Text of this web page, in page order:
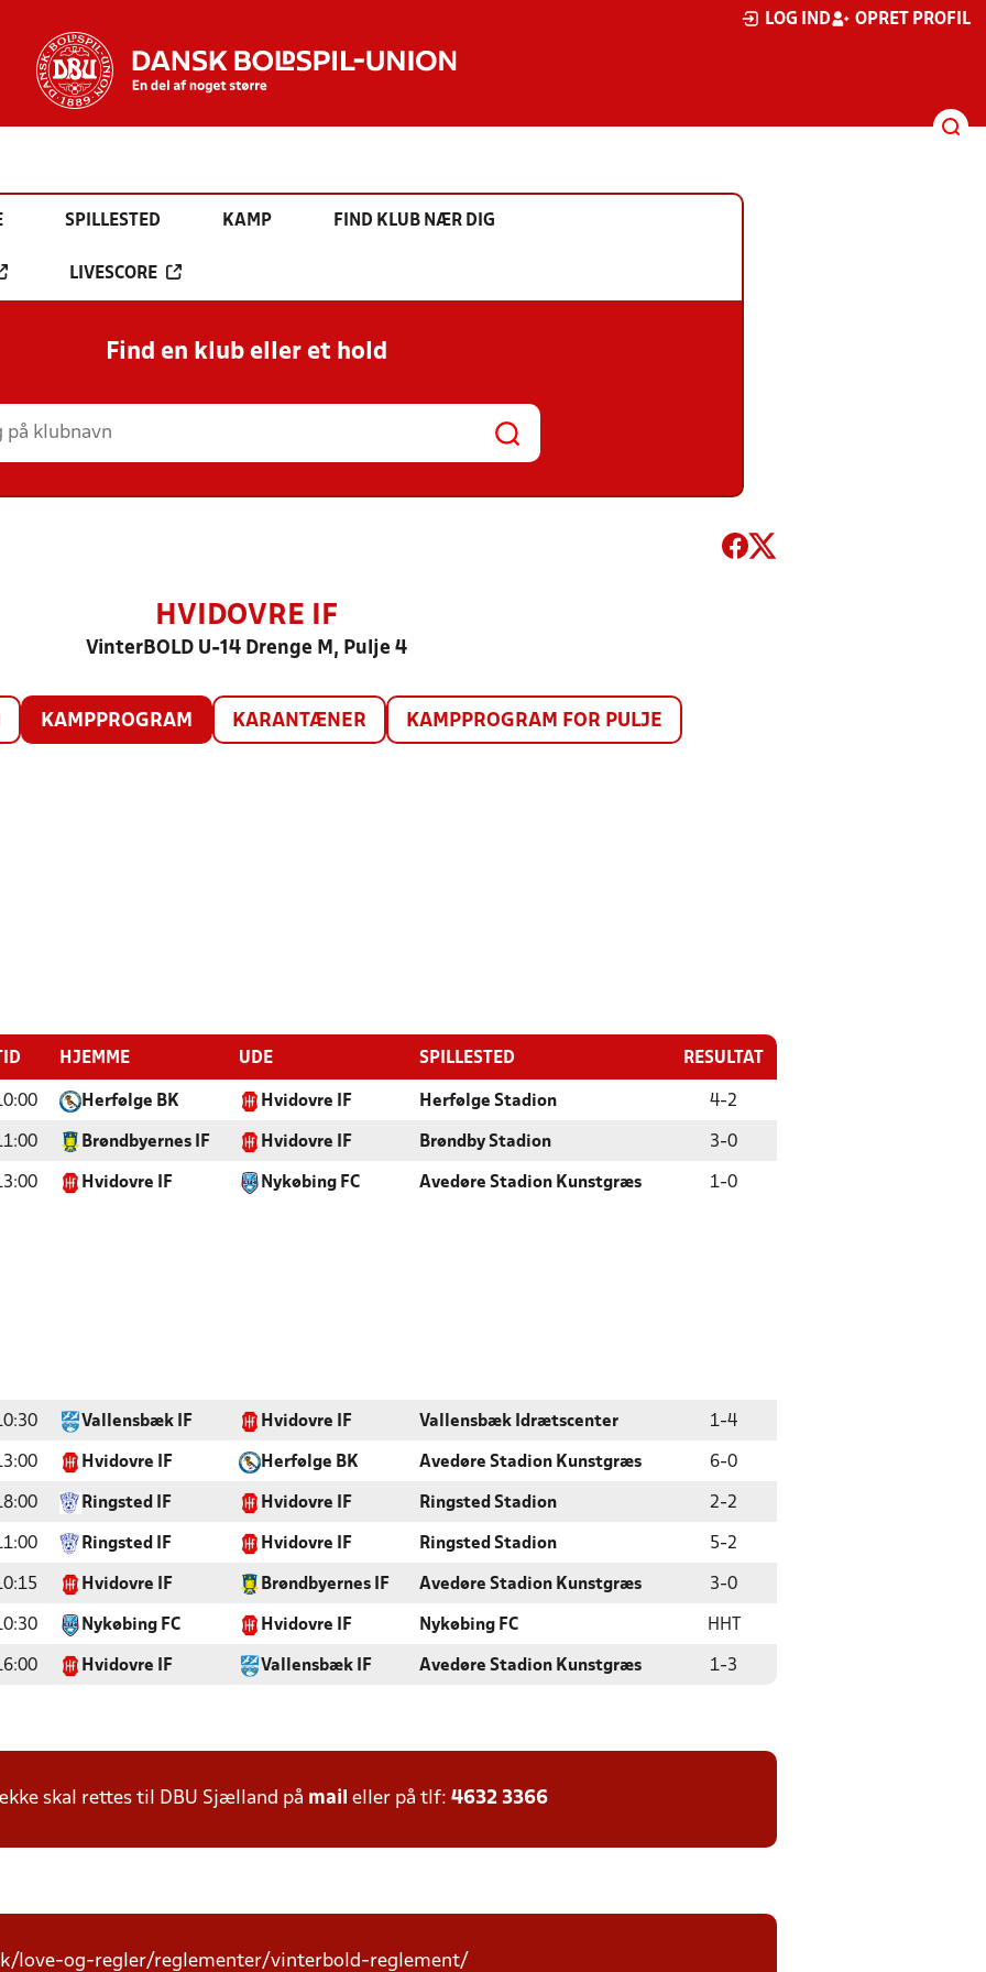
LOG IND OPRET PROFIL
SPILLESTED KAMP FIND KLUB NÆR DIG
LIVESCORE
Find en klub eller et hold
HVIDOVRE IF
VinterBOLD U-14 Drenge M, Pulje 4
KAMPPROGRAM KARANTÆNER KAMPPROGRAM FOR PULJE
TID HJEMME UDE SPILLESTED RESULTAT
Herfølge BK Hvidovre IF Herfølge Stadion 4-2
Brøndbyernes IF Hvidovre IF Brøndby Stadion 3-0
Hvidovre IF Nykøbing FC Avedøre Stadion Kunstgræs 1-0
Vallensbæk IF Hvidovre IF Vallensbæk Idrætscenter 1-4
Hvidovre IF Herfølge BK Avedøre Stadion Kunstgræs 6-0
Ringsted IF Hvidovre IF Ringsted Stadion 2-2
Ringsted IF Hvidovre IF Ringsted Stadion 5-2
Hvidovre IF Brøndbyernes IF Avedøre Stadion Kunstgræs 3-0
Nykøbing FC Hvidovre IF Nykøbing FC HHT
Hvidovre IF Vallensbæk IF Avedøre Stadion Kunstgræs 1-3
skal rettes til DBU Sjælland på mail eller på tlf: 4632 3366
love-og-regler/reglementer/vinterbold-reglement/